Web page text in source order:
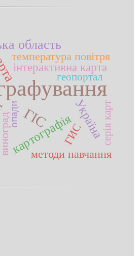
ГІС
область
картографіяУкраїна
інтерактивна карта
ГИС
методи навчання
температура повітря
геопортал
опади серія карт